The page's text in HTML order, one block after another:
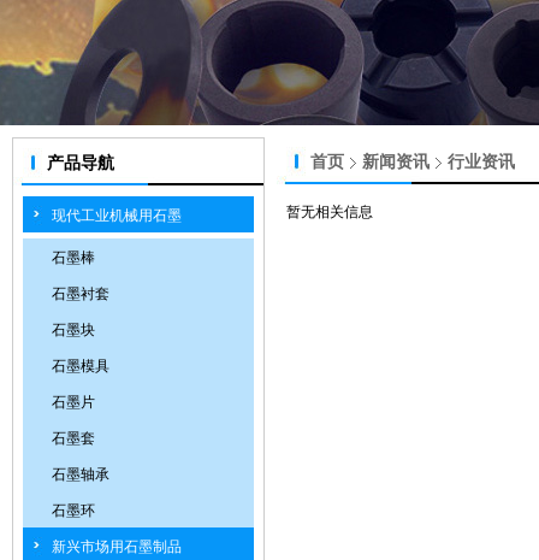
产品导航
现代工业机械用石墨
石墨棒
石墨衬套
石墨块
石墨模具
石墨片
石墨套
石墨轴承
石墨环
新兴市场用石墨制品
首页 新闻资讯 行业资讯
暂无相关信息